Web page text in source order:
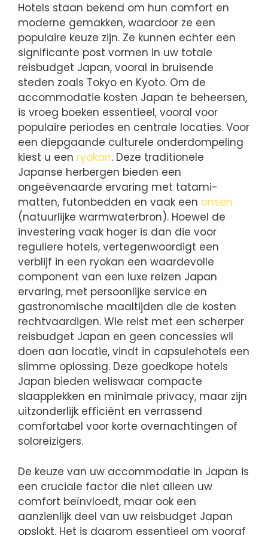
Hotels staan bekend om hun comfort en
moderne gemakken, waardoor ze een
populaire keuze zijn. Ze kunnen echter een
significante post vormen in uw totale
reisbudget Japan, vooral in bruisende
steden zoals Tokyo en Kyoto. Om de
accommodatie kosten Japan te beheersen,
is vroeg boeken essentieel, vooral voor
populaire periodes en centrale locaties. Voor
een diepgaande culturele onderdompeling
kiest u een ryokan. Deze traditionele
Japanse herbergen bieden een
ongeëvenaarde ervaring met tatami-
matten, futonbedden en vaak een onsen
(natuurlijke warmwaterbron). Hoewel de
investering vaak hoger is dan die voor
reguliere hotels, vertegenwoordigt een
verblijf in een ryokan een waardevolle
component van een luxe reizen Japan
ervaring, met persoonlijke service en
gastronomische maaltijden die de kosten
rechtvaardigen. Wie reist met een scherper
reisbudget Japan en geen concessies wil
doen aan locatie, vindt in capsulehotels een
slimme oplossing. Deze goedkope hotels
Japan bieden weliswaar compacte
slaapplekken en minimale privacy, maar zijn
uitzonderlijk efficiënt en verrassend
comfortabel voor korte overnachtingen of
soloreizigers.
De keuze van uw accommodatie in Japan is
een cruciale factor die niet alleen uw
comfort beïnvloedt, maar ook een
aanzienlijk deel van uw reisbudget Japan
opslokt. Het is daarom essentieel om vooraf